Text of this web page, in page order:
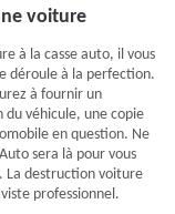
voiture
à la casse auto, il vous
déroule à la perfection.
à fournir un
véhicule, une copie
en question. Ne
sera là pour vous
La destruction voiture
professionnel.